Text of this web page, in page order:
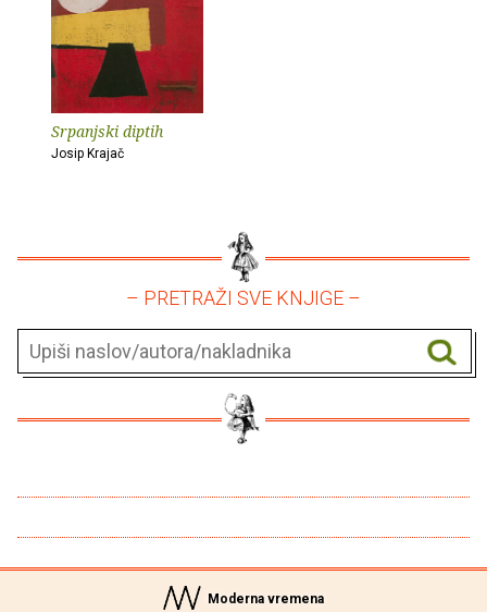
Srpanjski diptih
Josip Krajač
– PRETRAŽI SVE KNJIGE –
Moderna vremena